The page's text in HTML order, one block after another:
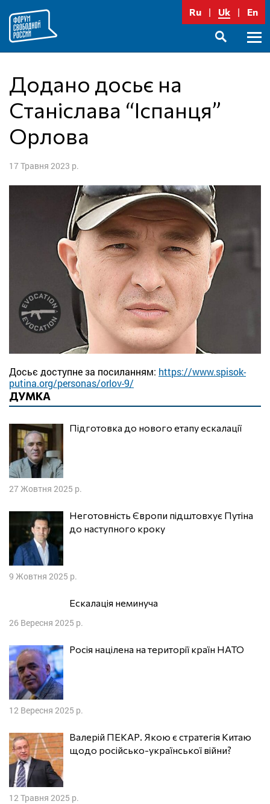
до
вмісту
Ru Uk En
Додано досьє на
Станіслава “Іспанця”
Орлова
17 Травня 2023 р.
Досьє доступне за посиланням: https://www.spisok-
putina.org/personas/orlov-9/
ДУМКА
Підготовка до нового етапу ескалації
27 Жовтня 2025 р.
Неготовність Європи підштовхує Путіна
до наступного кроку
9 Жовтня 2025 р.
Ескалація неминуча
26 Вересня 2025 р.
Росія націлена на території країн НАТО
12 Вересня 2025 р.
Валерій ПЕКАР. Якою є стратегія Китаю
щодо російсько-української війни?
12 Травня 2025 р.